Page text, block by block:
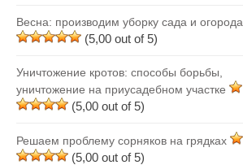
Весна: производим уборку сада и огорода
(5,00 out of 5)
Уничтожение кротов: способы борьбы,
уничтожение на приусадебном участке
(5,00 out of 5)
Решаем проблему сорняков на грядках
(5,00 out of 5)